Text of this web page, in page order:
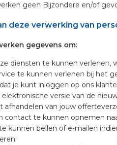
geen Bijzondere en/of
deze verwerking van
gegevens om:
diensten te kunnen verlenen,
te kunnen verlenen bij het
je kunt inloggen op ons
elektronische versie van de
afhandelen van jouw
contact te kunnen opnemen
kunnen bellen of e-mailen